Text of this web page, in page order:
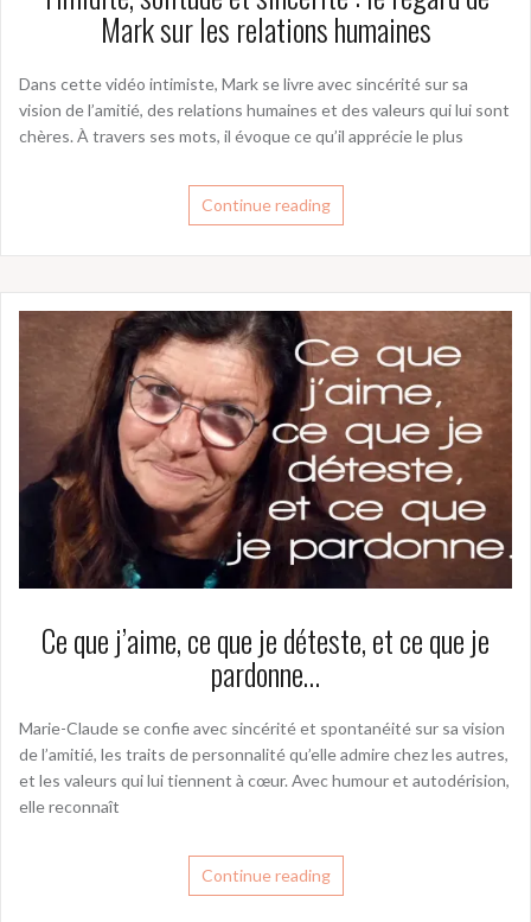
Mark sur les relations humaines
Dans cette vidéo intimiste, Mark se livre avec sincérité sur sa
vision de l’amitié, des relations humaines et des valeurs qui lui sont
chères. À travers ses mots, il évoque ce qu’il apprécie le plus
Continue reading
Ce que j’aime, ce que je déteste, et ce que je
pardonne…
Marie-Claude se confie avec sincérité et spontanéité sur sa vision
de l’amitié, les traits de personnalité qu’elle admire chez les autres,
et les valeurs qui lui tiennent à cœur. Avec humour et autodérision,
elle reconnaît
Continue reading